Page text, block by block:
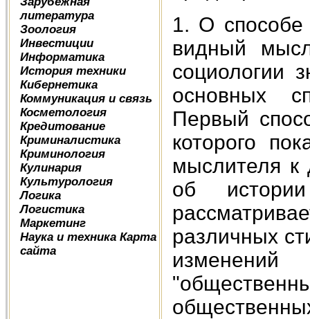
литература
Зоология
Инвестиции
Информатика
История техники
Кибернетика
Коммуникация и связь
Косметология
Кредитование
Криминалистика
Криминология
Кулинария
Культурология
Логика
Логистика
Маркетинг
Наука и техника Карта
сайта
1. О
видный
социологии
основных
Первый
которого
мыслителя к
об
различных